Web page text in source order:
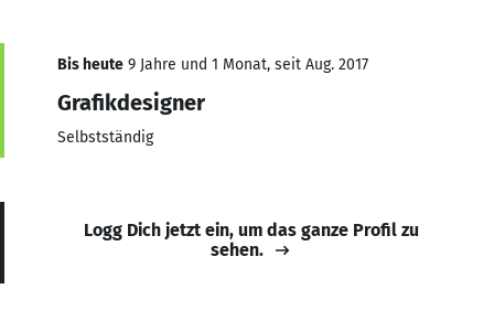
Bis heute 9 Jahre und 1 Monat, seit Aug. 2017
Grafikdesigner
Selbstständig
Logg Dich jetzt ein, um das ganze Profil zu
sehen.